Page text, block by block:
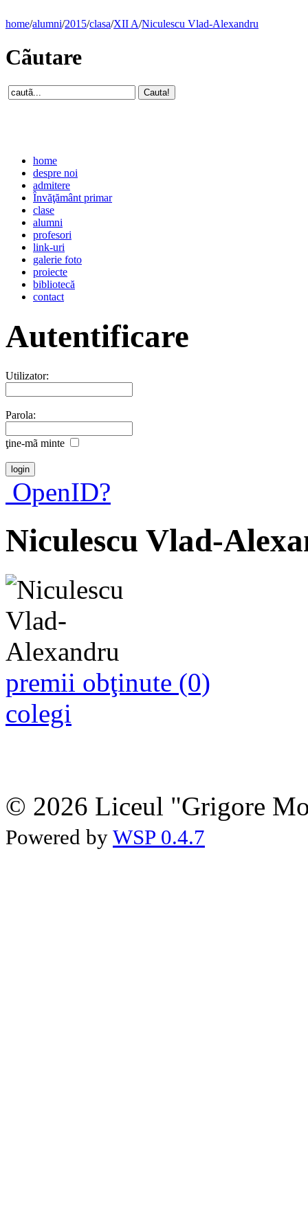
home/alumni/2015/clasa/XII A/Niculescu Vlad-Alexandru
Cãutare
home
despre noi
admitere
Învăţământ primar
clase
alumni
profesori
link-uri
galerie foto
proiecte
bibliotecă
contact
Autentificare
Utilizator:
Parola:
ţine-mã minte
OpenID?
Niculescu Vlad-
premii obţinute (0)
colegi
© 2026 Liceul "Grigore
Powered by WSP 0.4.7